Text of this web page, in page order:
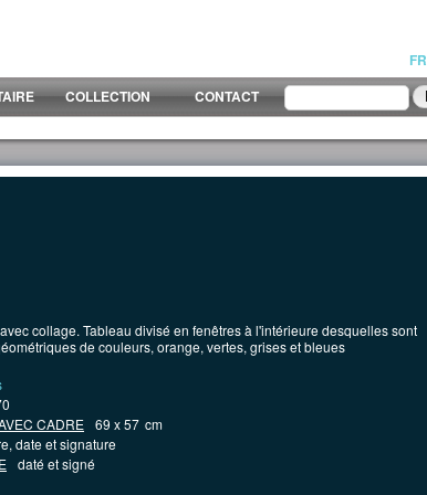
FR
COLLECTION CONTACT
collage. Tableau divisé en fenêtres à l'intérieure desquelles sont
de couleurs, orange, vertes, grises et bleues
CADRE 69 x 57 cm
date et signature
daté et signé